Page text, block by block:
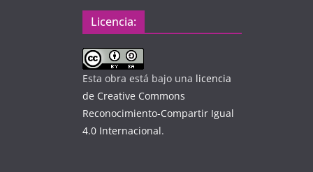
Licencia:
Esta obra está bajo una licencia
de Creative Commons
Reconocimiento-Compartir Igual
4.0 Internacional.